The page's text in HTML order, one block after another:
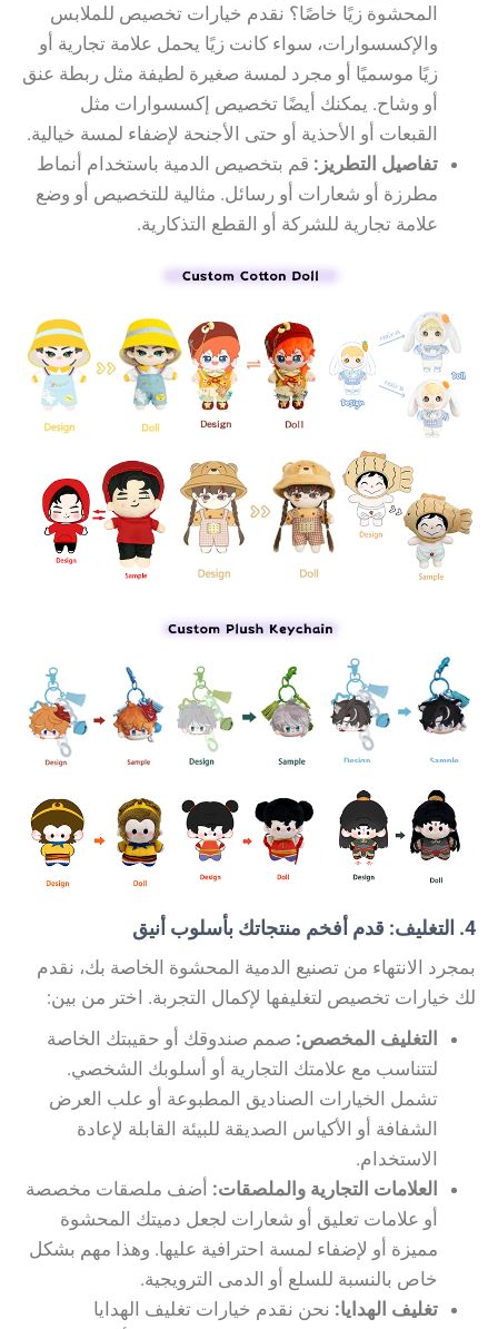
المحشوة زيًا خاصًا؟ نقدم خيارات تخصيص للملابس
والإكسسوارات، سواء كانت زيًا يحمل علامة تجارية أو
زيًا موسميًا أو مجرد لمسة صغيرة لطيفة مثل ربطة عنق
أو وشاح. يمكنك أيضًا تخصيص إكسسوارات مثل
القبعات أو الأحذية أو حتى الأجنحة لإضفاء لمسة خيالية.
تفاصيل التطريز: قم بتخصيص الدمية باستخدام أنماط
مطرزة أو شعارات أو رسائل. مثالية للتخصيص أو وضع
علامة تجارية للشركة أو القطع التذكارية.
4. التغليف: قدم أفخم منتجاتك بأسلوب أنيق
بمجرد الانتهاء من تصنيع الدمية المحشوة الخاصة بك، نقدم
لك خيارات تخصيص لتغليفها لإكمال التجربة. اختر من بين:
التغليف المخصص: صمم صندوقك أو حقيبتك الخاصة
لتتناسب مع علامتك التجارية أو أسلوبك الشخصي.
تشمل الخيارات الصناديق المطبوعة أو علب العرض
الشفافة أو الأكياس الصديقة للبيئة القابلة لإعادة
الاستخدام.
العلامات التجارية والملصقات: أضف ملصقات مخصصة
أو علامات تعليق أو شعارات لجعل دميتك المحشوة
مميزة أو لإضفاء لمسة احترافية عليها. وهذا مهم بشكل
خاص بالنسبة للسلع أو الدمى الترويجية.
تغليف الهدايا: نحن نقدم خيارات تغليف الهدايا